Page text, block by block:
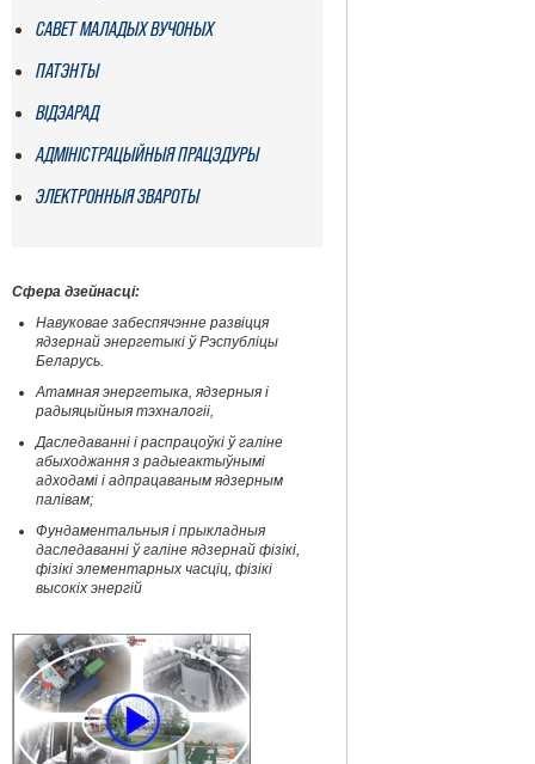
САВЕТ МАЛАДЫХ ВУЧОНЫХ
ПАТЭНТЫ
ВІДЭАРАД
АДМІНІСТРАЦЫЙНЫЯ ПРАЦЭДУРЫ
ЭЛЕКТРОННЫЯ ЗВАРОТЫ
Сфера дзейнасці:
Навуковае забеспячэнне развіцця
ядзернай энергетыкі ў Рэспубліцы
Беларусь.
Атамная энергетыка, ядзерныя і
радыяцыйныя тэхналогіі,
Даследаванні і распрацоўкі ў галіне
абыходжання з радыеактыўнымі
адходамі і адпрацаваным ядзерным
палівам;
Фундаментальныя і прыкладныя
даследаванні ў галіне ядзернай фізікі,
фізікі элементарных часціц, фізікі
высокіх энергій